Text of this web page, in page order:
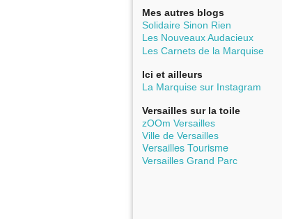
Mes autres blogs
Solidaire Sinon Rien
Les Nouveaux Audacieux
Les Carnets de la Marquise
Ici et ailleurs
La Marquise sur Instagram
Versailles sur la toile
zOOm Versailles
Ville de Versailles
Versailles Tourisme
Versailles Grand Parc